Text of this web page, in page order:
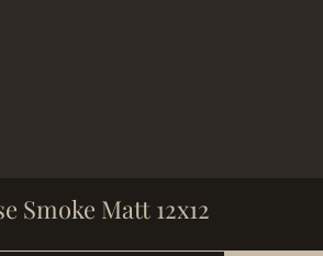
Smoke Matt 12х12